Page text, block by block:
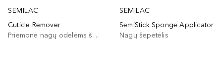
SEMILAC
Cuticle Remover
Priemonė nagų odelėms šalinti
SEMILAC
SemiStick Sponge Applicator
Nagų šepetėlis